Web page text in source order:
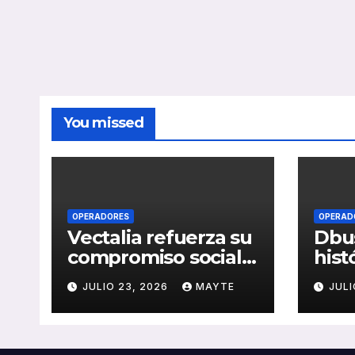
You missed
OPERADORES
Vectalia refuerza su
compromiso social y
medioambiental
con la publicación
de su Memoria de
JULIO 23, 2026 MAYTE
del